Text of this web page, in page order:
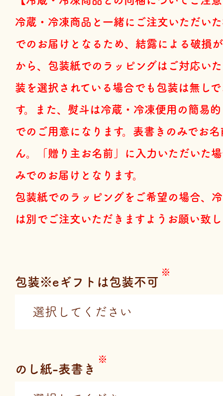
冷蔵・冷凍商品と一緒にご注文いただい
でのお届けとなるため、結露による破損
から、包装紙でのラッピングはご対応い
装を選択されている場合でも包装は無し
す。また、熨斗は冷蔵・冷凍便用の簡易
でのご用意になります。表書きのみでお
ん。「贈り主お名前」に入力いただいた
みでのお届けとなります。
包装紙でのラッピングをご希望の場合、
は別でご注文いただきますようお願い致し
包装※eギフトは包装不可
のし紙-表書き